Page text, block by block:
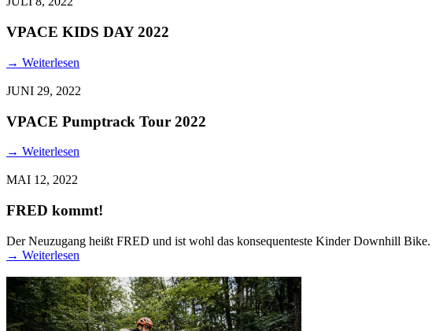
VPACE KIDS DAY 2022
→ Weiterlesen
JUNI 29, 2022
VPACE Pumptrack Tour 2022
→ Weiterlesen
MAI 12, 2022
FRED kommt!
Der Neuzugang heißt FRED und ist wohl das konsequenteste Kinder Downhill Bike.
→ Weiterlesen